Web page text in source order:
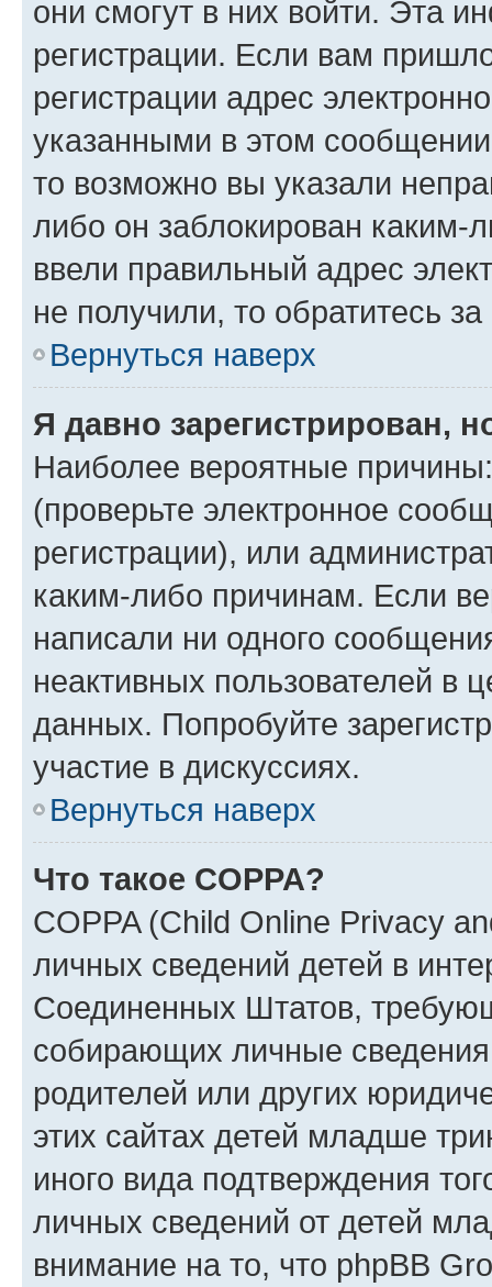
они смогут в них войти. Эта
регистрации. Если вам
регистрации адрес
указанными в этом
то возможно вы указали
либо он заблокирован
ввели правильный адрес
не получили, то обратитесь
Вернуться наверх
Я давно зарегистрирован,
Наиболее вероятные
(проверьте электронное
регистрации), или
каким-либо причинам. Если
написали ни одного
неактивных пользователей в
данных. Попробуйте
участие в дискуссиях.
Вернуться наверх
Что такое COPPA?
COPPA (Child Online Privacy
личных сведений детей в
Соединенных Штатов,
собирающих личные
родителей или других
этих сайтах детей младше
иного вида подтверждения
личных сведений от детей
внимание на то, что phpBB